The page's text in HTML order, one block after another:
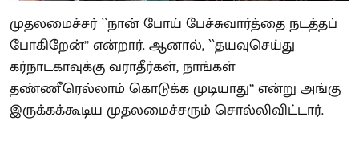
முதலமைச்சர் ``நான் போய் பேச்சுவார்த்தை நடத்தப்
போகிறேன்’’ என்றார். ஆனால், ``தயவுசெய்து
கர்நாடகாவுக்கு வராதீர்கள், நாங்கள்
தண்ணீரெல்லாம் கொடுக்க முடியாது’’ என்று அங்கு
இருக்கக்கூடிய முதலமைச்சரும் சொல்லிவிட்டார்.